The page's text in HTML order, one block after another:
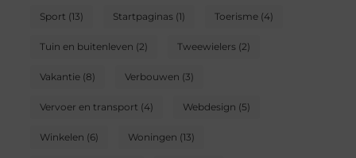
Sport (13) Startpaginas (1) Toerisme (4)
Tuin en buitenleven (2) Tweewielers (2)
Vakantie (8) Verbouwen (3)
Vervoer en transport (4) Webdesign (5)
Winkelen (6) Woningen (13)